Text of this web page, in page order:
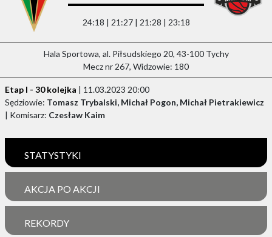
24:18 | 21:27 | 21:28 | 23:18
Hala Sportowa, al. Piłsudskiego 20, 43-100 Tychy
Mecz nr 267, Widzowie: 180
Etap I - 30 kolejka | 11.03.2023 20:00
Sędziowie: Tomasz Trybalski, Michał Pogon, Michał Pietrakiewicz
| Komisarz: Czesław Kaim
STATYSTYKI
AKCJA PO AKCJI
REKORDY